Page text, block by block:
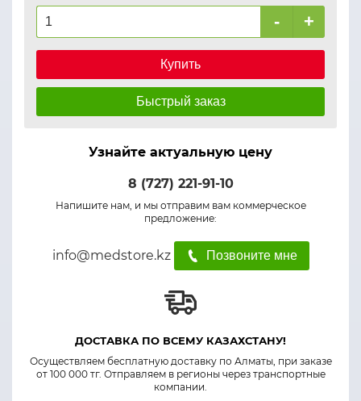
- +
Купить
Быстрый заказ
Узнайте актуальную цену
8 (727) 221-91-10
Напишите нам, и мы отправим вам коммерческое
предложение:
info@medstore.kz Позвоните мне
ДОСТАВКА ПО ВСЕМУ КАЗАХСТАНУ!
Осуществляем бесплатную доставку по Алматы, при заказе
от 100 000 тг. Отправляем в регионы через транспортные
компании.